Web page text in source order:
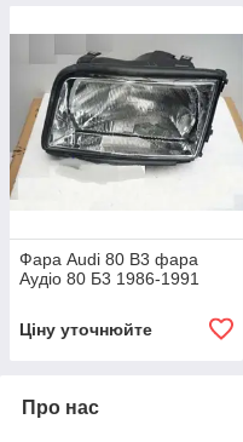
Фара Audi 80 B3 фара
Аудіо 80 Б3 1986-1991
Ціну уточнюйте
Про нас